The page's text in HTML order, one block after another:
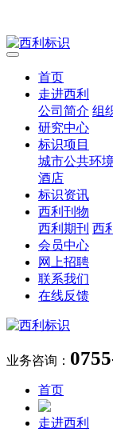
首页
走进西利
公司简介 组
研究中心
标识项目
城市公共环境
酒店
标识资讯
西利刊物
西利期刊 西
会员中心
网上招聘
联系我们
在线反馈
业务咨询：
首页
走进西利